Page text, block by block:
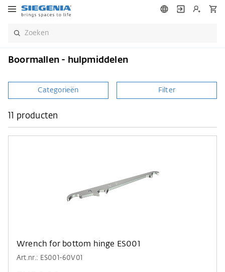
Boormallen - hulpmiddelen
Categorieën Filter
11 producten
Wrench for bottom hinge ES001
Art.nr.: ES001-60V01